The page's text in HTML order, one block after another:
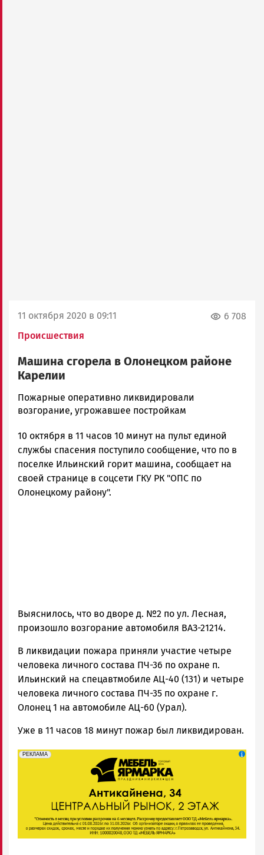
11 октября 2020 в 09:11
Происшествия
6 708
Машина сгорела в Олонецком районе
Карелии
Виктор
Петров
Петрозаводска
и
Карелии
|
Петрозаводск
ГОВОРИТ
Пожарные оперативно ликвидировали
возгорание, угрожавшее постройкам
10 октября в 11 часов 10 минут на пульт единой
службы спасения поступило сообщение, что по в
поселке Ильинский горит машина, сообщает на
своей странице в соцсети ГКУ РК "ОПС по
Олонецкому району".
Выяснилось, что во дворе д. №2 по ул. Лесная,
произошло возгорание автомобиля ВАЗ-21214.
В ликвидации пожара приняли участие четыре
человека личного состава ПЧ-36 по охране п.
Ильинский на спецавтмобиле АЦ-40 (131) и четыре
человека личного состава ПЧ-35 по охране г.
Олонец 1 на автомобиле АЦ-60 (Урал).
Уже в 11 часов 18 минут пожар был ликвидирован.
erid: 2SDnjeFymr3
РЕКЛАМА
Реклама